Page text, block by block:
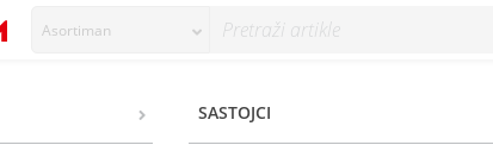
Asortiman
SASTOJCI